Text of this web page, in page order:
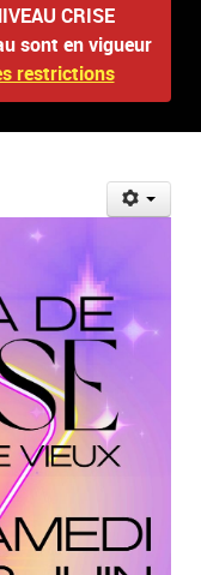
CRISE
sont en vigueur
restrictions